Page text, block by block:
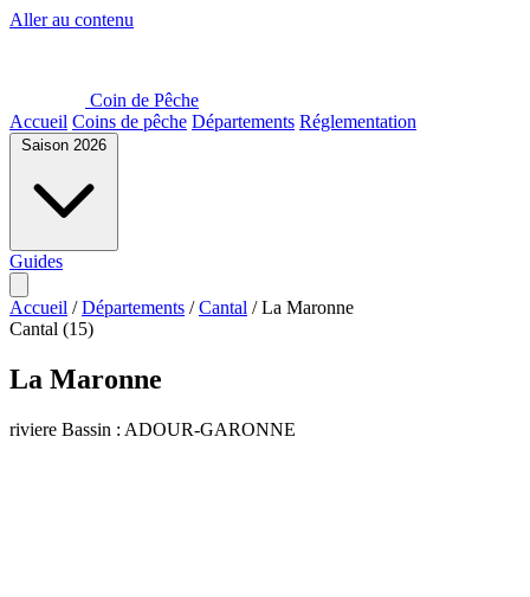
Aller au contenu
Coin de Pêche
Accueil Coins de pêche Départements Réglementation
Saison 2026
Guides
Accueil / Départements / Cantal / La Maronne
Cantal (15)
La Maronne
riviere Bassin : ADOUR-GARONNE